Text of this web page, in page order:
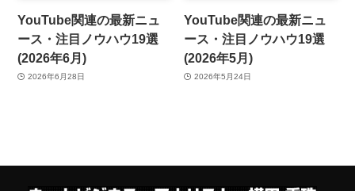
YouTube関連の最新ニュ
ース・注目ノウハウ19選
(2026年6月)
2026年6月28日
YouTube関連の最新ニュ
ース・注目ノウハウ19選
(2026年5月)
2026年5月24日